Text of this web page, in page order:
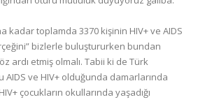
kadar toplamda 3370 kişinin HIV+ ve AIDS
bizlerle buluştururken bundan
ardı etmiş olmalı. Tabii ki de Türk
AIDS ve HIV+ olduğunda damarlarında
çocukların okullarında yaşadığı